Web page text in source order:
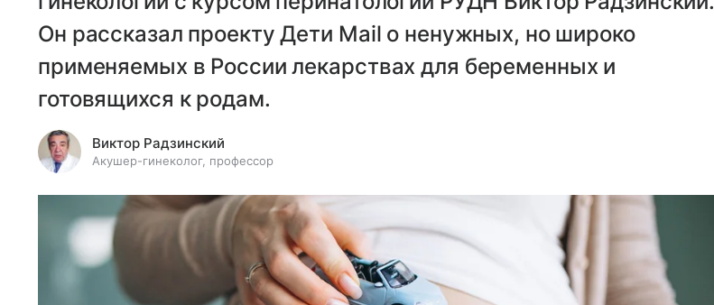
Он рассказал проекту Дети Mail о ненужных, но широко
применяемых в России лекарствах для беременных и
готовящихся к родам.
Виктор Радзинский
Акушер-гинеколог, профессор